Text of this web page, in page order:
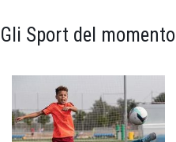
Gli Sport del momento